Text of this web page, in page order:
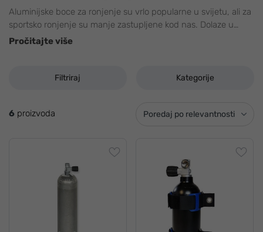
Aluminijske boce za ronjenje su vrlo popularne u svijetu, ali za
sportsko ronjenje su manje zastupljene kod nas. Dolaze u…
Pročitajte više
Filtriraj Kategorije
6 proizvoda Poredaj po relevantnosti